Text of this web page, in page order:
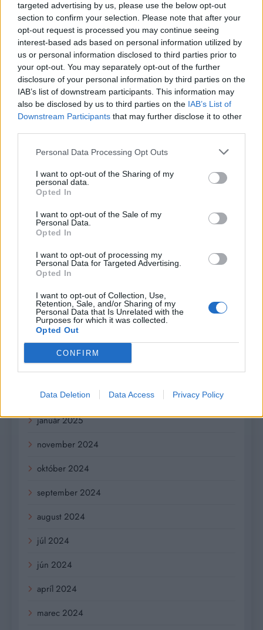
targeted advertising by us, please use the below opt-out
section to confirm your selection. Please note that after your
opt-out request is processed you may continue seeing
interest-based ads based on personal information utilized by
us or personal information disclosed to third parties prior to
your opt-out. You may separately opt-out of the further
disclosure of your personal information by third parties on the
IAB’s list of downstream participants. This information may
also be disclosed by us to third parties on the IAB’s List of
Downstream Participants that may further disclose it to other
Personal Data Processing Opt Outs
I want to opt-out of the Sharing of my
personal data.
Opted In
I want to opt-out of the Sale of my
Personal Data.
Opted In
I want to opt-out of processing my
Personal Data for Targeted Advertising.
Opted In
I want to opt-out of Collection, Use,
Retention, Sale, and/or Sharing of my
Personal Data that Is Unrelated with the
Purposes for which it was collected.
Opted Out
CONFIRM
Data Deletion Data Access Privacy Policy
Rada pre vysokých mužov: Väčšia veľkosť nie je
vždy riešenie
Od dielne po priemyselnú halu: Ako skrotiť silu a
krútiaci moment?
Digitálne PZP ako technológia na získanie
personalizovanej zľavy
Kúzlo optickej ilúzie: Ako si aj z jemných vlasov
vyčarovať bohatý účes
Ktoré chyby vás pri štarte e-shopu vyjdú zbytočne
draho?
Recent Comments
Žiadne komentáre na zobrazenie.
Archives
júl 2026
február 2026
január 2026
november 2025
júl 2025
január 2025
november 2024
október 2024
september 2024
august 2024
júl 2024
jún 2024
apríl 2024
marec 2024